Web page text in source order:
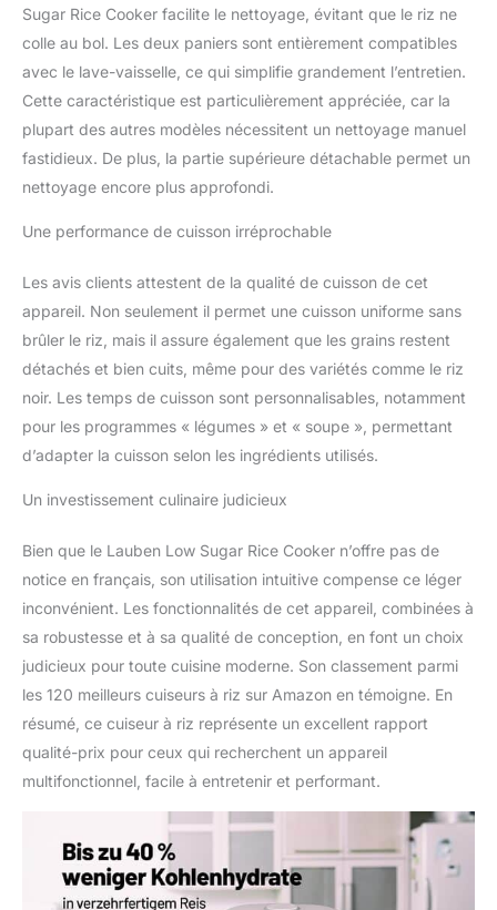
tous les réglages sont
effectués sur l’écran
numérique, où l’on peut
suivre le processus de
cuisson. Heureusement,
l'entretien est également
très simple. Le récipient
peut être lavé au lave-
pas besoin de passer
POLYVALENT - Pour
obtenir un riz
parfaitement cuit,
moelleux et encore
légèrement al dente, le
chemin est souvent
semé d’embûches. Avec
le cuiseur à riz Lauben
chaque type de riz
appuyant sur un bouton.
Le riz n'est que le début.
également d'autres
ingrédients grâce à ses 6
fonctions intelligentes.
En quelques minutes,
vous pouvez préparer de
délicieuses soupes, du
porridge moelleux ou des
légumineuses riches en
CUISINE POUR
L'INSPIRATION - Au cas
où vous ne sauriez pas
quoi cuisiner, nous
Sugar Rice Cooker facilite le nettoyage, évitant que le riz ne
colle au bol. Les deux paniers sont entièrement compatibles
avec le lave-vaisselle, ce qui simplifie grandement l’entretien.
Cette caractéristique est particulièrement appréciée, car la
plupart des autres modèles nécessitent un nettoyage manuel
fastidieux. De plus, la partie supérieure détachable permet un
nettoyage encore plus approfondi.
Une performance de cuisson irréprochable
Les avis clients attestent de la qualité de cuisson de cet
appareil. Non seulement il permet une cuisson uniforme sans
brûler le riz, mais il assure également que les grains restent
détachés et bien cuits, même pour des variétés comme le riz
noir. Les temps de cuisson sont personnalisables, notamment
pour les programmes « légumes » et « soupe », permettant
d’adapter la cuisson selon les ingrédients utilisés.
Un investissement culinaire judicieux
Bien que le Lauben Low Sugar Rice Cooker n’offre pas de
notice en français, son utilisation intuitive compense ce léger
inconvénient. Les fonctionnalités de cet appareil, combinées à
sa robustesse et à sa qualité de conception, en font un choix
judicieux pour toute cuisine moderne. Son classement parmi
les 120 meilleurs cuiseurs à riz sur Amazon en témoigne. En
résumé, ce cuiseur à riz représente un excellent rapport
qualité-prix pour ceux qui recherchent un appareil
multifonctionnel, facile à entretenir et performant.